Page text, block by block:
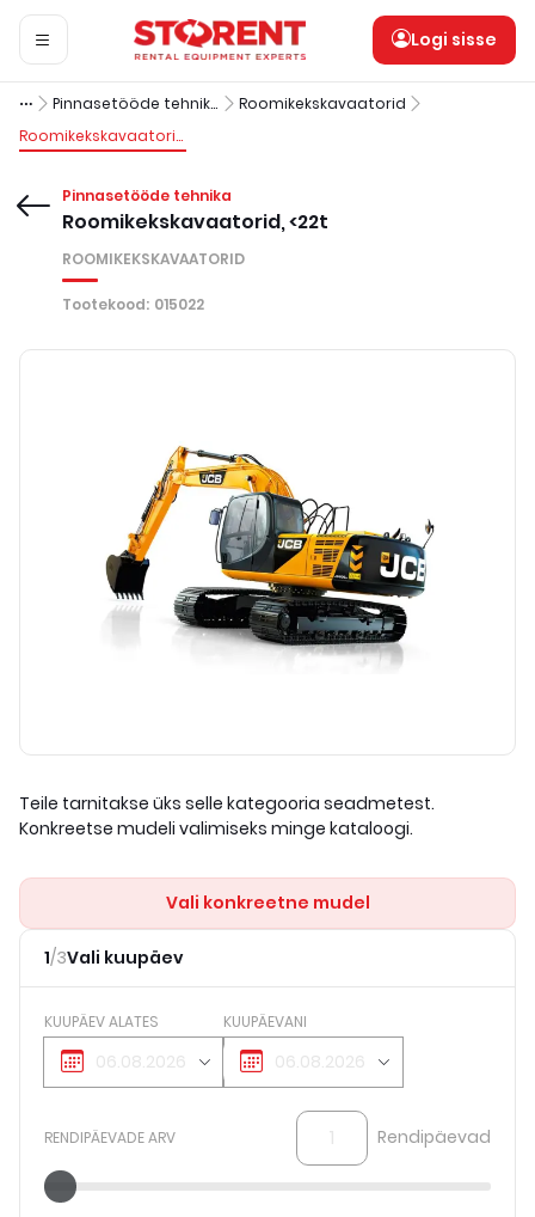
Logi sisse
Pinnasetööde tehnika
Roomikekskavaatorid
Roomikekskavaatorid, <22t
Pinnasetööde tehnika
Roomikekskavaatorid, <22t
ROOMIKEKSKAVAATORID
Tootekood: 015022
Teile tarnitakse üks selle kategooria seadmetest.
Konkreetse mudeli valimiseks minge kataloogi.
Vali konkreetne mudel
1/3Vali kuupäev
KUUPÄEV ALATES KUUPÄEVANI
RENDIPÄEVADE ARV Rendipäevad